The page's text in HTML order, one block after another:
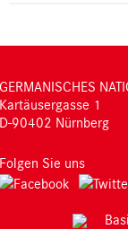
GERMANISCHES
Kartäusergasse 1
D-90402 Nürnberg
Folgen Sie uns